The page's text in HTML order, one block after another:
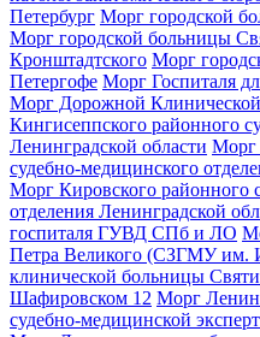
Петербург Морг городской
Морг городской больницы
Кронштадтского Морг
Петергофе Морг Госпиталя
Морг Дорожной
Кингисеппского районного
Ленинградской области Морг
судебно-медицинского
Морг Кировского районного
отделения Ленинградской
госпиталя ГУВД СПб и ЛО
Петра Великого (СЗГМУ им.
клинической больницы
Шафировском 12 Морг
судебно-медицинской